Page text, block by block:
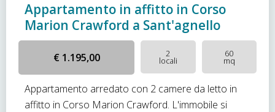
Appartamento in affitto in Corso
Marion Crawford a Sant'agnello
€ 1.195,00 2
locali
60
mq
Appartamento arredato con 2 camere da letto in
affitto in Corso Marion Crawford. L'immobile si